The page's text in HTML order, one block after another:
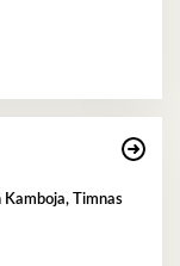
Kamboja, Timnas